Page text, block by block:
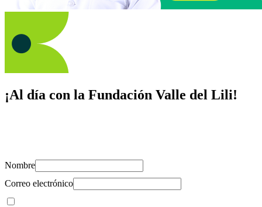
¡Al día con la Fundación Valle del Lili!
Nombre
Correo electrónico